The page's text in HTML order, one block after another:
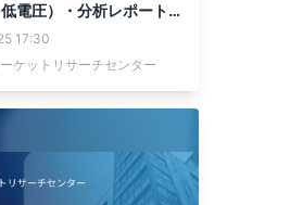
電圧）・分析レポート
17:30
ケットリサーチセンター